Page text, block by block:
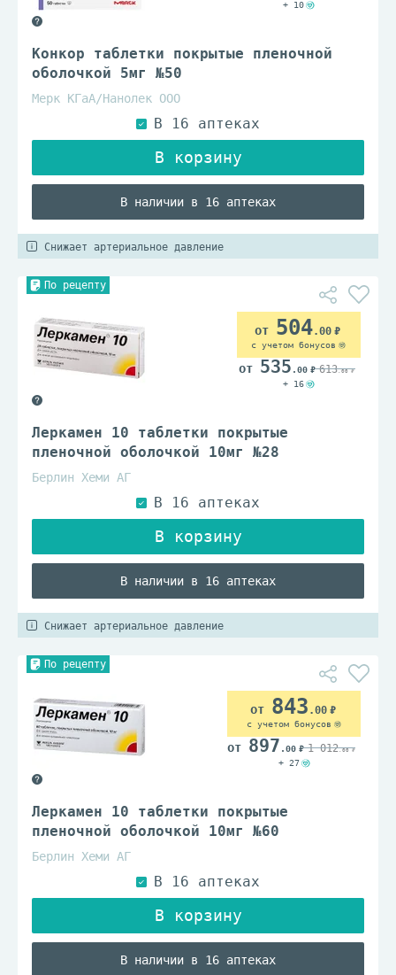
Конкор таблетки покрытые пленочной
оболочкой 5мг №50
Мерк КГаА/Нанолек ООО
В наличии в 16 аптеках
+ 10
Снижает артериальное давление
По рецепту
Леркамен 10 таблетки покрытые
пленочной оболочкой 10мг №28
Берлин Хеми АГ
В наличии в 16 аптеках
504.00
с учетом бонусов
535 .00 613.00
+ 16
Снижает артериальное давление
По рецепту
Леркамен 10 таблетки покрытые
пленочной оболочкой 10мг №60
Берлин Хеми АГ
В наличии в 16 аптеках
843 .00
с учетом бонусов
897 .00 1 012.00
+ 27